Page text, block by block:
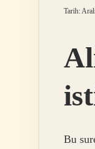
Tarih:
Bu